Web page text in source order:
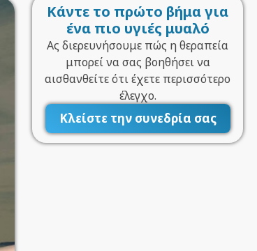
Κάντε το πρώτο βήμα για
ένα πιο υγιές μυαλό
Ας διερευνήσουμε πώς η θεραπεία
μπορεί να σας βοηθήσει να
αισθανθείτε ότι έχετε περισσότερο
έλεγχο.
Κλείστε την συνεδρία σας